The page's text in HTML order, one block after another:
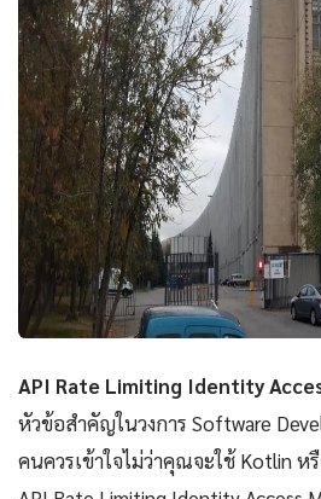
API Rate Limiting Identity
หัวข้อสำคัญในวงการ Software
คนควรเข้าใจไม่ว่าคุณจะใช้ Kotlin